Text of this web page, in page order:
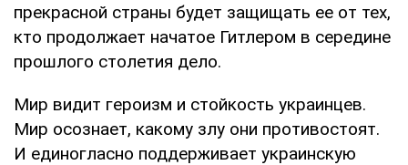
прекрасной страны будет защищать ее от тех,
кто продолжает начатое Гитлером в середине
прошлого столетия дело.
Мир видит героизм и стойкость украинцев.
Мир осознает, какому злу они противостоят.
И единогласно поддерживает украинскую